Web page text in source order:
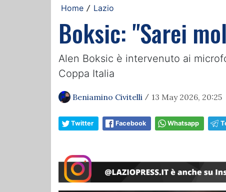
Home / Lazio
Boksic: "Sarei
Alen Boksic è intervenuto ai
Coppa Italia
Beniamino Civitelli / 13 May 2026, 20:25
Twitter Facebook Whatsapp